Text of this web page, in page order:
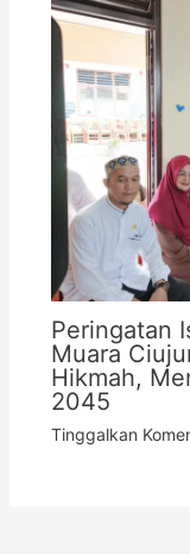
Peringatan
Muara
Hikmah,
2045
Tinggalkan